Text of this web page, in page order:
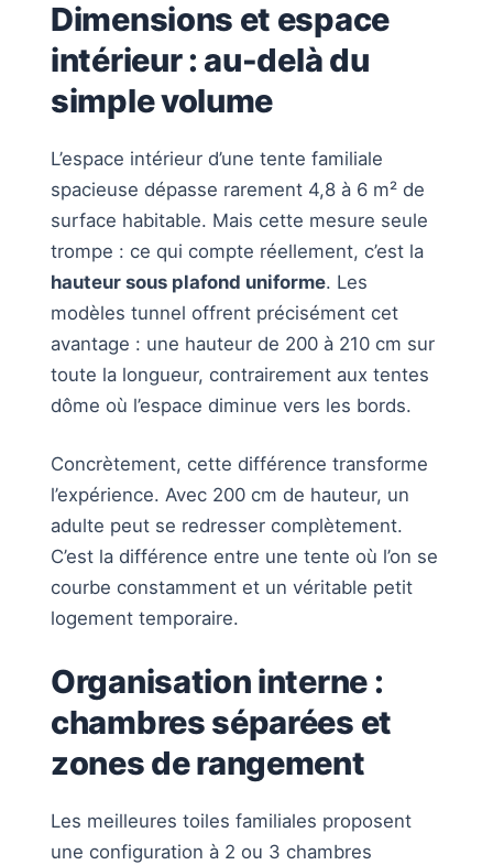
Dimensions et espace
intérieur : au-delà du
simple volume
L’espace intérieur d’une tente familiale
spacieuse dépasse rarement 4,8 à 6 m² de
surface habitable. Mais cette mesure seule
trompe : ce qui compte réellement, c’est la
hauteur sous plafond uniforme. Les
modèles tunnel offrent précisément cet
avantage : une hauteur de 200 à 210 cm sur
toute la longueur, contrairement aux tentes
dôme où l’espace diminue vers les bords.
Concrètement, cette différence transforme
l’expérience. Avec 200 cm de hauteur, un
adulte peut se redresser complètement.
C’est la différence entre une tente où l’on se
courbe constamment et un véritable petit
logement temporaire.
Organisation interne :
chambres séparées et
zones de rangement
Les meilleures toiles familiales proposent
une configuration à 2 ou 3 chambres